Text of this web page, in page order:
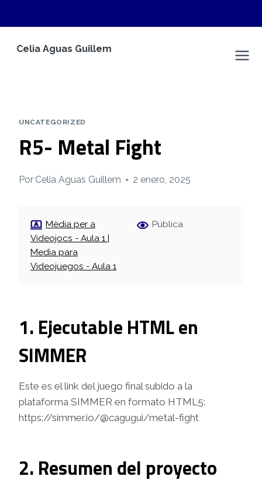
Celia Aguas Guillem
UNCATEGORIZED
R5- Metal Fight
Por Celia Aguas Guillem 2 enero, 2025
Mèdia per a
Videojocs - Aula 1 |
Media para
Videojuegos - Aula 1
Pública
1. Ejecutable HTML en
SIMMER
Este es el link del juego final subido a la
plataforma SIMMER en formato HTML5:
https://simmer.io/@cagugui/metal-fight
2. Resumen del proyecto